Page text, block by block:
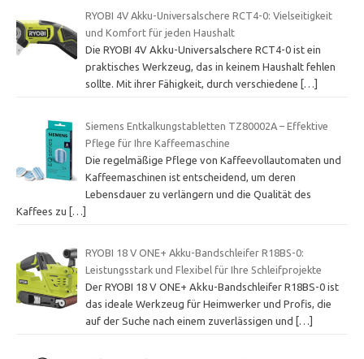
RYOBI 4V Akku-Universalschere RCT4-0: Vielseitigkeit
und Komfort für jeden Haushalt
Die RYOBI 4V Akku-Universalschere RCT4-0 ist ein
praktisches Werkzeug, das in keinem Haushalt fehlen
sollte. Mit ihrer Fähigkeit, durch verschiedene
[…]
Siemens Entkalkungstabletten TZ80002A – Effektive
Pflege für Ihre Kaffeemaschine
Die regelmäßige Pflege von Kaffeevollautomaten und
Kaffeemaschinen ist entscheidend, um deren
Lebensdauer zu verlängern und die Qualität des
Kaffees zu […]
RYOBI 18 V ONE+ Akku-Bandschleifer R18BS-0:
Leistungsstark und Flexibel für Ihre Schleifprojekte
Der RYOBI 18 V ONE+ Akku-Bandschleifer R18BS-0 ist
das ideale Werkzeug für Heimwerker und Profis, die
auf der Suche nach einem zuverlässigen und
[…]